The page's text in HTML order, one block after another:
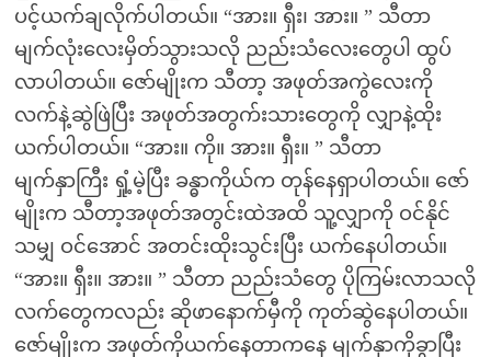
ပင့်ယက်ချလိုက်ပါတယ်။ “အား။ ရှီး၊ အား။ ” သီတာ
မျက်လုံးလေးမှိတ်သွားသလို ညည်းသံလေးတွေပါ ထွပ်
လာပါတယ်။ ဇော်မျိုးက သီတာ့ အဖုတ်အကွဲလေးကို
လက်နဲ့ဆွဲဖြဲပြီး အဖုတ်အတွက်းသားတွေကို လျှာနဲ့ထိုး
ယက်ပါတယ်။ “အား။ ကို။ အား။ ရှီး။ ” သီတာ
မျက်နှာကြီး ရှုံ့မဲ့ပြီး ခန္ဓာကိုယ်က တုန်နေရှာပါတယ်။ ဇော်
မျိုးက သီတာ့အဖုတ်အတွင်းထဲအထိ သူ့လျှာကို ဝင်နိုင်
သမျှ ဝင်အောင် အတင်းထိုးသွင်းပြီး ယက်နေပါတယ်။
“အား။ ရှီး။ အား။ ” သီတာ ညည်းသံတွေ ပိုကြမ်းလာသလို
လက်တွေကလည်း ဆိုဖာနောက်မှီကို ကုတ်ဆွဲနေပါတယ်။
ဇော်မျိုးက အဖုတ်ကိုယက်နေတာကနေ မျက်နှာကိုခွာပြီး